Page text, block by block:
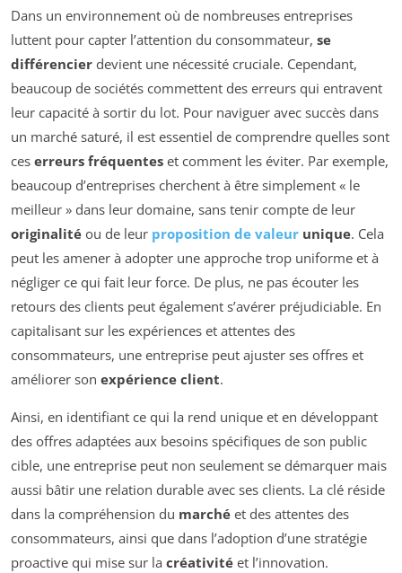
Dans un environnement où de nombreuses entreprises
luttent pour capter l’attention du consommateur, se
différencier devient une nécessité cruciale. Cependant,
beaucoup de sociétés commettent des erreurs qui entravent
leur capacité à sortir du lot. Pour naviguer avec succès dans
un marché saturé, il est essentiel de comprendre quelles sont
ces erreurs fréquentes et comment les éviter. Par exemple,
beaucoup d’entreprises cherchent à être simplement « le
meilleur » dans leur domaine, sans tenir compte de leur
originalité ou de leur proposition de valeur unique. Cela
peut les amener à adopter une approche trop uniforme et à
négliger ce qui fait leur force. De plus, ne pas écouter les
retours des clients peut également s’avérer préjudiciable. En
capitalisant sur les expériences et attentes des
consommateurs, une entreprise peut ajuster ses offres et
améliorer son expérience client.
Ainsi, en identifiant ce qui la rend unique et en développant
des offres adaptées aux besoins spécifiques de son public
cible, une entreprise peut non seulement se démarquer mais
aussi bâtir une relation durable avec ses clients. La clé réside
dans la compréhension du marché et des attentes des
consommateurs, ainsi que dans l’adoption d’une stratégie
proactive qui mise sur la créativité et l’innovation.